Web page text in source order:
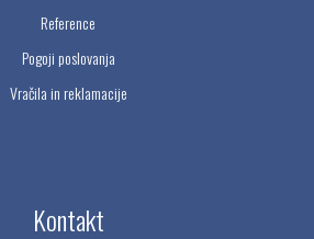
Reference
Pogoji poslovanja
Vračila in reklamacije
Kontakt